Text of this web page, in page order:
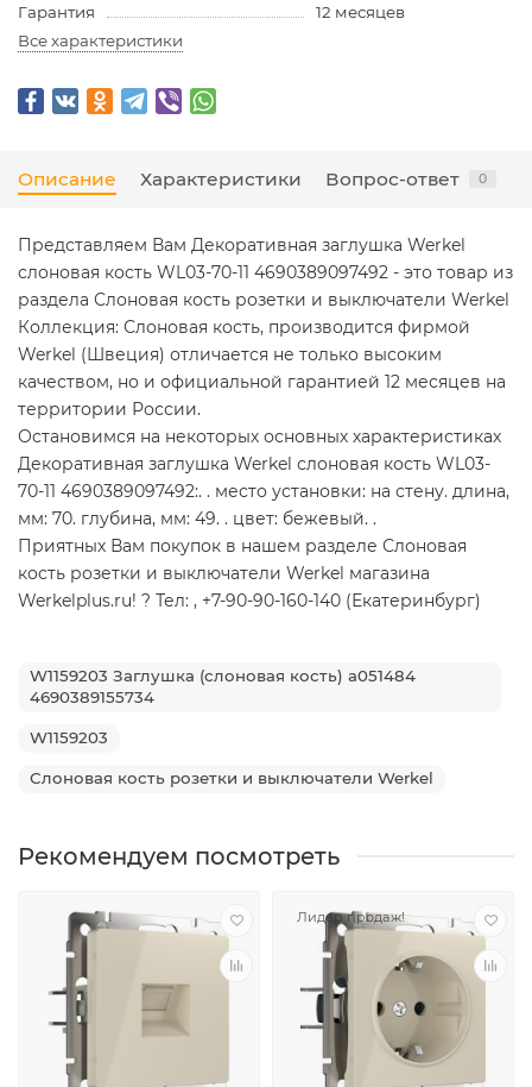
Гарантия
12 месяцев
Все характеристики
Описание Характеристики Вопрос-ответ 0
Представляем Вам Декоративная заглушка Werkel
слоновая кость WL03-70-11 4690389097492 - это товар из
раздела Слоновая кость розетки и выключатели Werkel
Коллекция: Слоновая кость, производится фирмой
Werkel (Швеция) отличается не только высоким
качеством, но и официальной гарантией 12 месяцев на
территории России.
Остановимся на некоторых основных характеристиках
Декоративная заглушка Werkel слоновая кость WL03-
70-11 4690389097492:. . место установки: на стену. длина,
мм: 70. глубина, мм: 49. . цвет: бежевый. .
Приятных Вам покупок в нашем разделе Слоновая
кость розетки и выключатели Werkel магазина
Werkelplus.ru! ? Тел: , +7-90-90-160-140 (Екатеринбург)
W1159203 Заглушка (слоновая кость) a051484
4690389155734
W1159203
Слоновая кость розетки и выключатели Werkel
Рекомендуем посмотреть
Лидер продаж!